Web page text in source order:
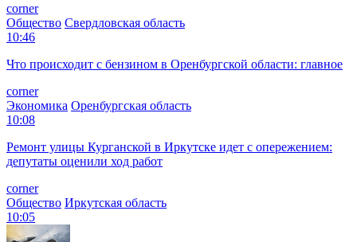
corner
Общество Свердловская область
10:46
Что происходит с бензином в Оренбургской области: главное
corner
Экономика Оренбургская область
10:08
Ремонт улицы Курганской в Иркутске идет с опережением:
депутаты оценили ход работ
corner
Общество Иркутская область
10:05